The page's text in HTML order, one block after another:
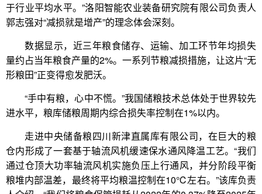
于行业平均水平。”洛阳智能农业装备研究院有限公司负责人
郭志强对“减损就是增产”的理念体会深刻。
数据显示，近三年粮食储存、运输、加工环节年均损失
量约占当年粮食产量的2%。一系列节粮减损措施，让这片“无
形粮田”正变得愈发肥沃。
“手中有粮，心中不慌。”我国储粮技术总体处于世界较先
进水平，粮库储粮周期内综合损失率控制在1%以内。
走进中央储备粮四川新津直属库有限公司，在巨大的粮
仓内形成了一套基于轴流风机缓速保水通风降温工艺。“我们
通过仓顶大功率轴流风机实施负压上行通风，并分阶段平衡
粮堆内部温差，最终将平均粮温控制在10℃左右。”该库负责